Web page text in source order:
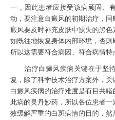
一，因此患者应接受该病顽固、
动，要注意白癜风的初期治疗，
癜风要及时补充皮肤中缺失的黑
如既往地恢复身体内部环境，否则
所以这需要符合病因、符合病情特
治疗白癜风疾病关键在于坚持
复，除了科学技术治疗方案外，关
白癜风疾病的治疗难度是有目共
此病的灵丹妙药，所以各位患者
效缓解严重的白斑病情的目的，